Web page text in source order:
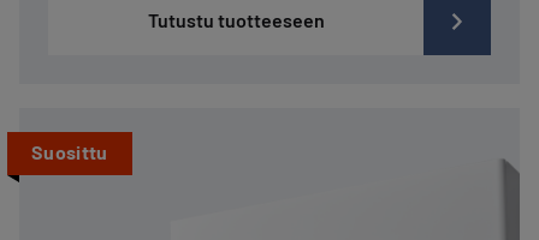
Tutustu tuotteeseen
Suosittu